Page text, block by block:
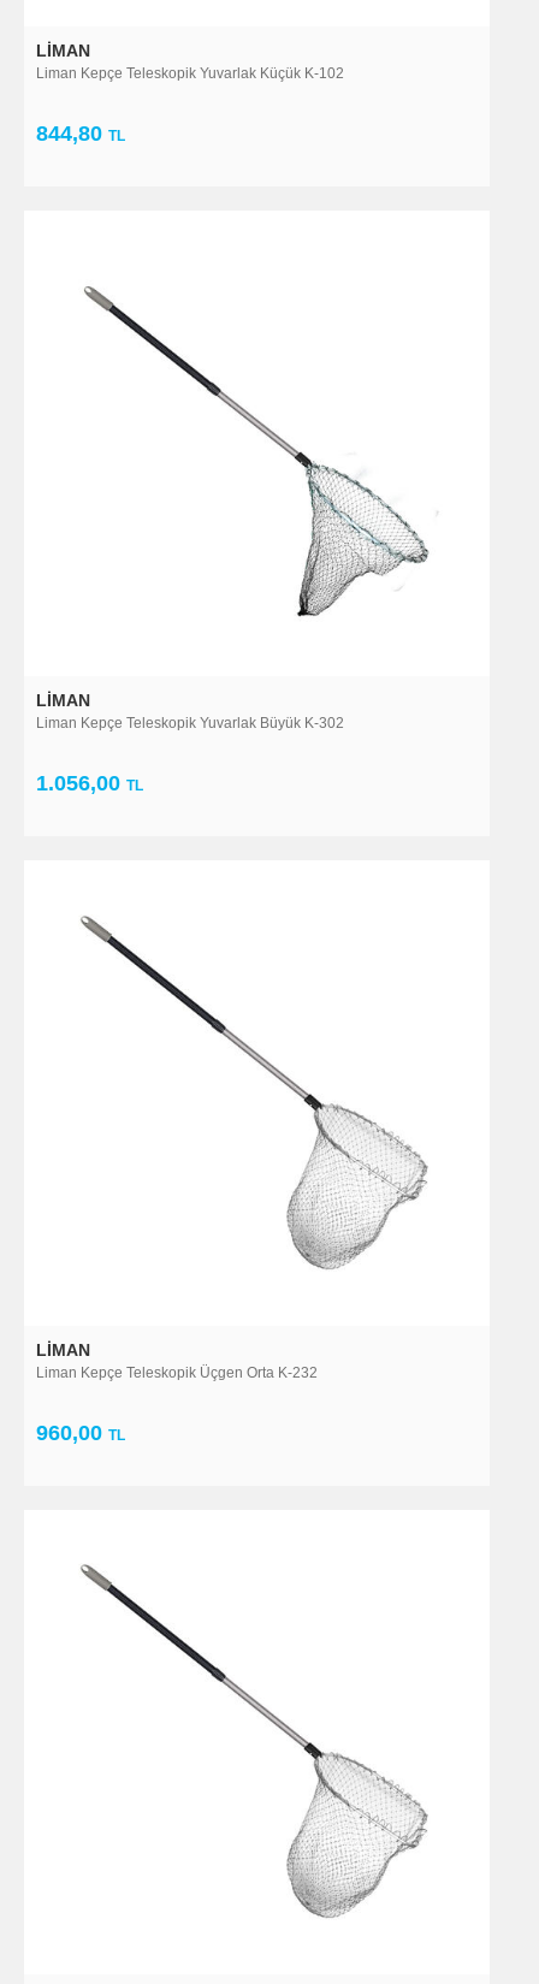
LIMAN
Liman Kepçe Teleskopik Yuvarlak Küçük K-102
844,80 TL
LIMAN
Liman Kepçe Teleskopik Yuvarlak Büyük K-302
1.056,00 TL
LIMAN
Liman Kepçe Teleskopik Üçgen Orta K-232
960,00 TL